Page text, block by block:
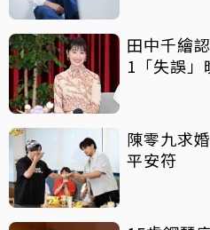
田中千繪
1「失誤
陳零九求
平安符